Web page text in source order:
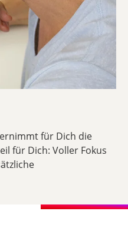
für Dich die
für Dich: Voller Fokus